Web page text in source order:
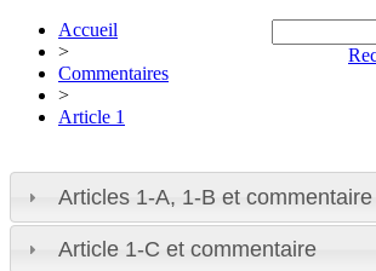
Accueil
>
Commentaires
>
Article 1
Articles 1-A, 1-B et commentaire
Article 1-C et commentaire